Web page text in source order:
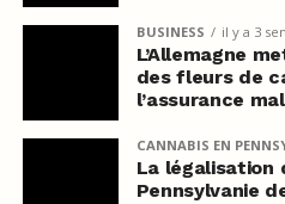
BUSINESS il y a 3
L’Allemagne
des fleurs de
l’assurance
CANNABIS EN
La légalisation
Pennsylvanie